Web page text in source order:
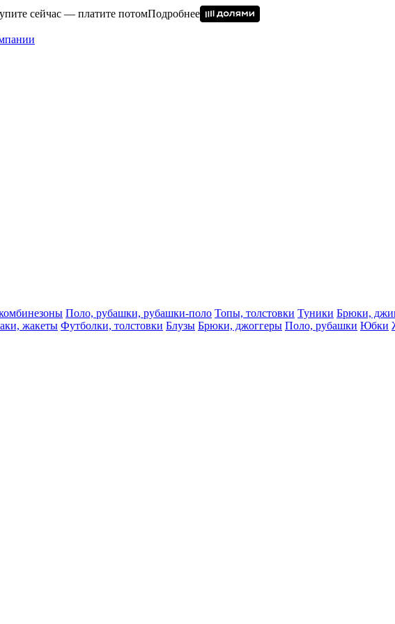
сейчас — платите потомПодробнее
Поло, рубашки, рубашки-поло Топы, толстовки Туники Брюки,
жакеты Футболки, толстовки Блузы Брюки, джоггеры Поло, рубашки Юбки